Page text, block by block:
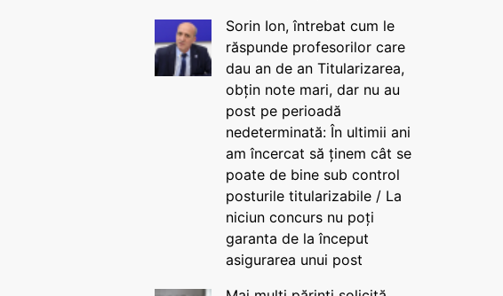
Sorin Ion, întrebat cum le
răspunde profesorilor care
dau an de an Titularizarea,
obțin note mari, dar nu au
post pe perioadă
nedeterminată: În ultimii ani
am încercat să ținem cât se
poate de bine sub control
posturile titularizabile / La
niciun concurs nu poți
garanta de la început
asigurarea unui post